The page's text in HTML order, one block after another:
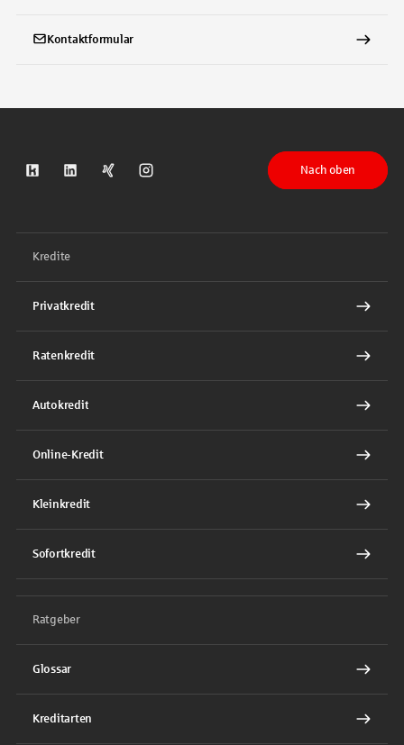
Kontaktformular
S-Kreditpartner auf Kununu
S-Kreditpartner auf LinkedIn
S-Kreditpartner auf Xing
S-Kreditpartner auf Instagram
Nach oben
Kredite
Privatkredit
Ratenkredit
Autokredit
Online-Kredit
Kleinkredit
Sofortkredit
Ratgeber
Glossar
Kreditarten